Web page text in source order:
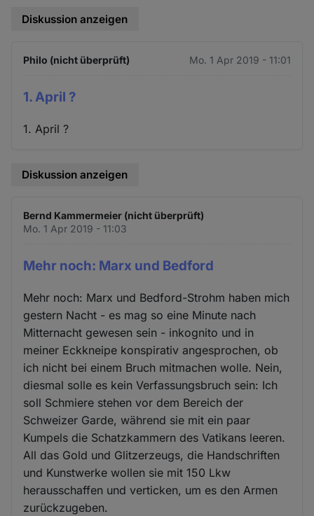
Diskussion anzeigen
Philo (nicht überprüft) Mo. 1 Apr 2019 - 11:01
1. April ?
1. April ?
Diskussion anzeigen
Bernd Kammermeier (nicht überprüft)
Mo. 1 Apr 2019 - 11:03
Mehr noch: Marx und Bedford
Mehr noch: Marx und Bedford-Strohm haben mich
gestern Nacht - es mag so eine Minute nach
Mitternacht gewesen sein - inkognito und in
meiner Eckkneipe konspirativ angesprochen, ob
ich nicht bei einem Bruch mitmachen wolle. Nein,
diesmal solle es kein Verfassungsbruch sein: Ich
soll Schmiere stehen vor dem Bereich der
Schweizer Garde, während sie mit ein paar
Kumpels die Schatzkammern des Vatikans leeren.
All das Gold und Glitzerzeugs, die Handschriften
und Kunstwerke wollen sie mit 150 Lkw
herausschaffen und verticken, um es den Armen
zurückzugeben.